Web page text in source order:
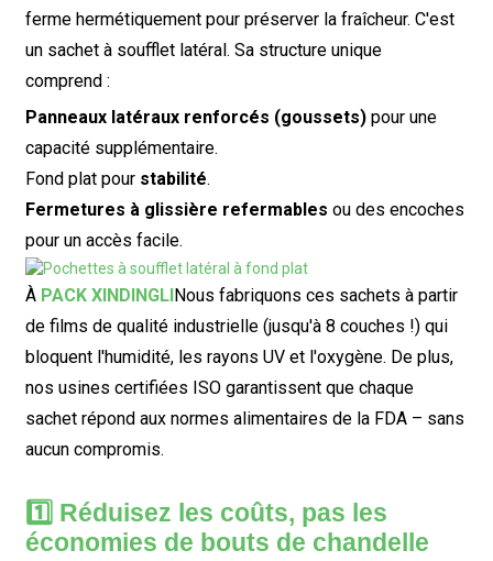
ferme hermétiquement pour préserver la fraîcheur. C'est
un sachet à soufflet latéral. Sa structure unique
comprend :
Panneaux latéraux renforcés (goussets)pour une
capacité supplémentaire.
Fond plat pour stabilité.
Fermetures à glissière refermables ou des encoches
pour un accès facile.
À PACK XINDINGLINous fabriquons ces sachets à partir
de films de qualité industrielle (jusqu'à 8 couches !) qui
bloquent l'humidité, les rayons UV et l'oxygène. De plus,
nos usines certifiées ISO garantissent que chaque
sachet répond aux normes alimentaires de la FDA – sans
aucun compromis.
1️⃣ Réduisez les coûts, pas les
économies de bouts de chandelle